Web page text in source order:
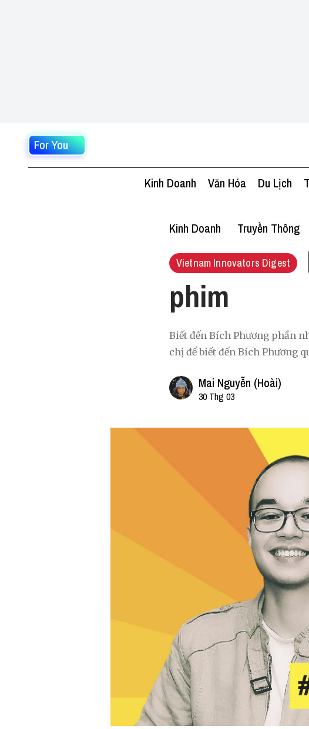
For You
Kinh Doanh Văn Hóa Du Lịch
Kinh Doanh Truyền Thông
Vietnam Innovators Digest
phim
Biết đến Bích Phương phần
chị để biết đến Bích Phương
Mai Nguyễn (Hoài)
30 Thg 03